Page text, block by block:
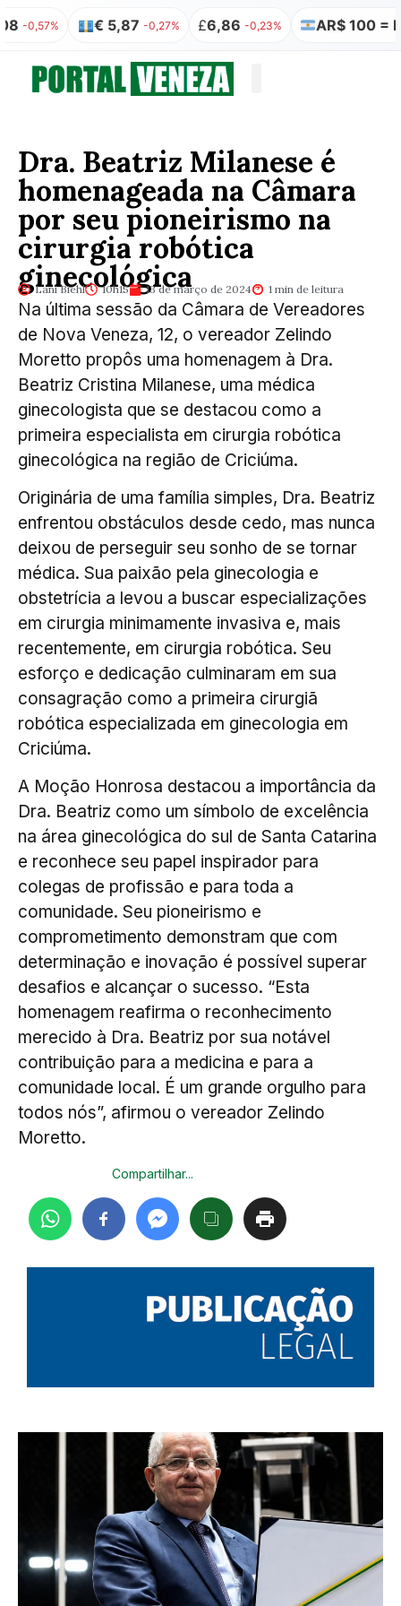
€ 5,87 -0,27% £6,86 -0,23% AR$ 100 = R$
Dra. Beatriz Milanese é
homenageada na Câmara
por seu pioneirismo na
cirurgia robótica
ginecológica
Lani Biehl 10h15 13 de março de 2024 1 min de leitura
Na última sessão da Câmara de Vereadores
de Nova Veneza, 12, o vereador Zelindo
Moretto propôs uma homenagem à Dra.
Beatriz Cristina Milanese, uma médica
ginecologista que se destacou como a
primeira especialista em cirurgia robótica
ginecológica na região de Criciúma.
Originária de uma família simples, Dra. Beatriz
enfrentou obstáculos desde cedo, mas nunca
deixou de perseguir seu sonho de se tornar
médica. Sua paixão pela ginecologia e
obstetrícia a levou a buscar especializações
em cirurgia minimamente invasiva e, mais
recentemente, em cirurgia robótica. Seu
esforço e dedicação culminaram em sua
consagração como a primeira cirurgiã
robótica especializada em ginecologia em
Criciúma.
A Moção Honrosa destacou a importância da
Dra. Beatriz como um símbolo de excelência
na área ginecológica do sul de Santa Catarina
e reconhece seu papel inspirador para
colegas de profissão e para toda a
comunidade. Seu pioneirismo e
comprometimento demonstram que com
determinação e inovação é possível superar
desafios e alcançar o sucesso. “Esta
homenagem reafirma o reconhecimento
merecido à Dra. Beatriz por sua notável
contribuição para a medicina e para a
comunidade local. É um grande orgulho para
todos nós”, afirmou o vereador Zelindo
Moretto.
Compartilhar...